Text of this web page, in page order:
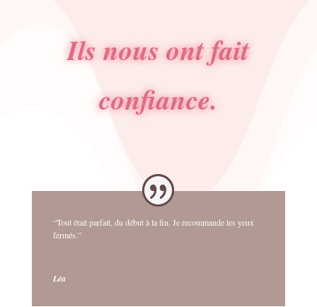
Ils nous ont fait
confiance.
“Tout était parfait, du début à la fin. Je recommande les yeux
fermés.”
Léa